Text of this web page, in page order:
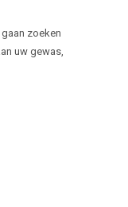
zoeken
uw gewas,